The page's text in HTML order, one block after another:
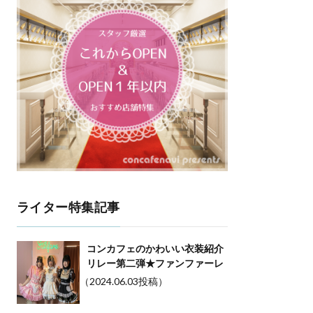
ライター特集記事
コンカフェのかわいい衣装紹介
リレー第二弾★ファンファーレ
（2024.06.03投稿）